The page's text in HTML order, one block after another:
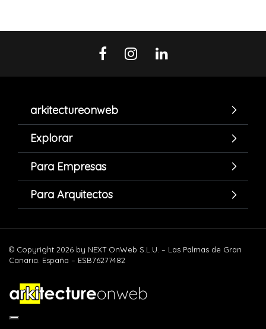
arkitectureonweb
Explorar
Para Empresas
Para Arquitectos
© Copyright 2026 by NEXT OnWeb S.L.U. – Las Palmas de Gran
Canaria. España – ESB76277482